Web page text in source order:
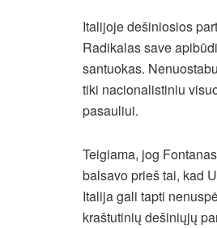
Italijoje dešiniosios
Radikalas save
santuokas.
tiki nacionalistiniu
pasauliui.
Teigiama, jog
balsavo prieš tai, kad
Italija gali tapti
kraštutinių dešiniųjų